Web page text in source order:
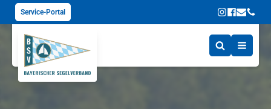
Service-Portal